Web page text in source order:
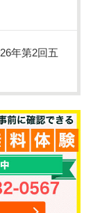
年第2回五